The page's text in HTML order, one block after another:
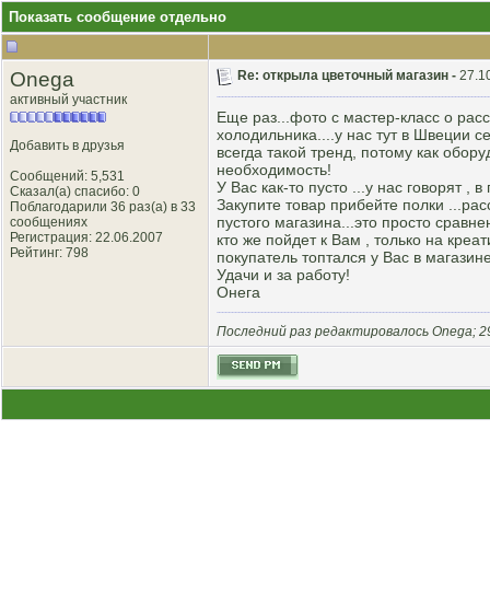
Показать сообщение отдельно
Onega
активный участник
Добавить в друзья
Сообщений: 5,531
Сказал(а) спасибо: 0
Поблагодарили 36 раз(а) в 33
сообщениях
Регистрация: 22.06.2007
Рейтинг: 798
Re: открыла цветочный магазин -
Еще раз...фото с мастер-класс о
холодильника....у нас тут в Швеции
всегда такой тренд, потому как
необходимость!
У Вас как-то пусто ...у нас говорят ,
Закупите товар прибейте полки
пустого магазина...это просто
кто же пойдет к Вам , только на
покупатель топтался у Вас в
Удачи и за работу!
Онега
Последний раз редактировалось Onega;